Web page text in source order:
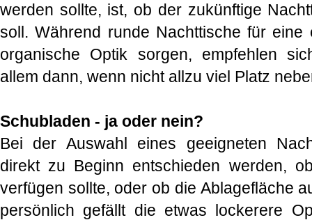
werden sollte, ist, ob der zukünftige
soll. Während runde Nachttische für eine
organische Optik sorgen, empfehlen
allem dann, wenn nicht allzu viel Platz
Schubladen - ja oder nein?
Bei der Auswahl eines geeigneten
direkt zu Beginn entschieden werden,
verfügen sollte, oder ob die Ablagefläche
persönlich gefällt die etwas lockerere